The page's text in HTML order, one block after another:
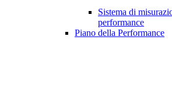
Sistema di
performance
Piano della Performance